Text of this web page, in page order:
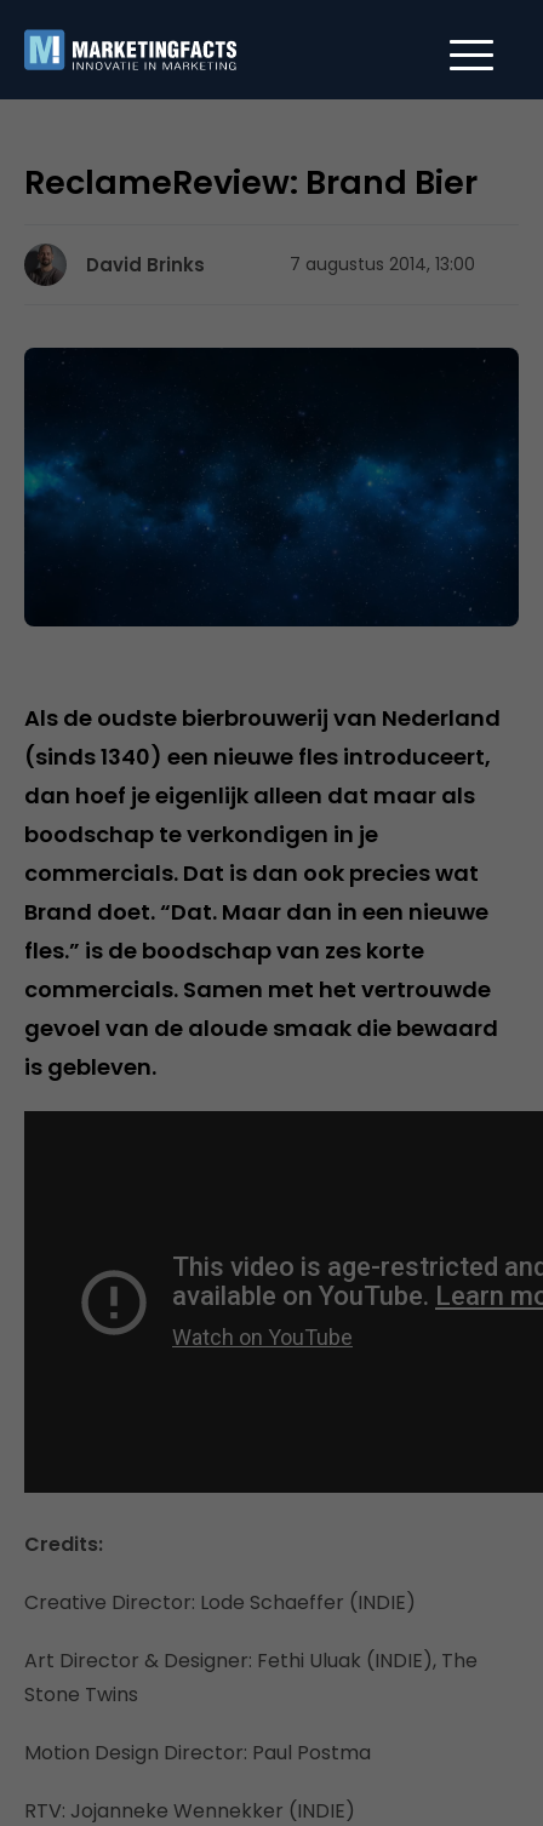
ReclameReview: Brand Bier
David Brinks 7 augustus 2014, 13:00
Als de oudste bierbrouwerij van Nederland
(sinds 1340) een nieuwe fles introduceert,
dan hoef je eigenlijk alleen dat maar als
boodschap te verkondigen in je
commercials. Dat is dan ook precies wat
Brand doet. “Dat. Maar dan in een nieuwe
fles.” is de boodschap van zes korte
commercials. Samen met het vertrouwde
gevoel van de aloude smaak die bewaard
is gebleven.
Credits:
Creative Director: Lode Schaeffer (INDIE)
Art Director & Designer: Fethi Uluak (INDIE), The
Stone Twins
Motion Design Director: Paul Postma
RTV: Jojanneke Wennekker (INDIE)